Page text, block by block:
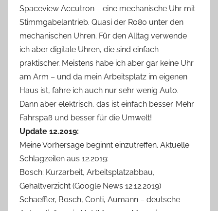
Spaceview Accutron – eine mechanische Uhr mit
Stimmgabelantrieb. Quasi der Ro80 unter den
mechanischen Uhren. Für den Alltag verwende
ich aber digitale Uhren, die sind einfach
praktischer. Meistens habe ich aber gar keine Uhr
am Arm – und da mein Arbeitsplatz im eigenen
Haus ist, fahre ich auch nur sehr wenig Auto.
Dann aber elektrisch, das ist einfach besser. Mehr
Fahrspaß und besser für die Umwelt!
Update 12.2019:
Meine Vorhersage beginnt einzutreffen. Aktuelle
Schlagzeilen aus 12.2019:
Bosch: Kurzarbeit, Arbeitsplatzabbau,
Gehaltverzicht (Google News 12.12.2019)
Schaeffler, Bosch, Conti, Aumann – deutsche